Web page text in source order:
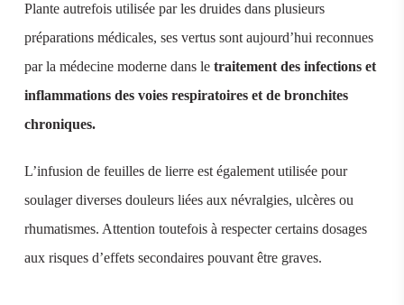
Plante autrefois utilisée par les druides dans plusieurs
préparations médicales, ses vertus sont aujourd’hui reconnues
par la médecine moderne dans le traitement des infections et
inflammations des voies respiratoires et de bronchites
chroniques.
L’infusion de feuilles de lierre est également utilisée pour
soulager diverses douleurs liées aux névralgies, ulcères ou
rhumatismes. Attention toutefois à respecter certains dosages
aux risques d’effets secondaires pouvant être graves.